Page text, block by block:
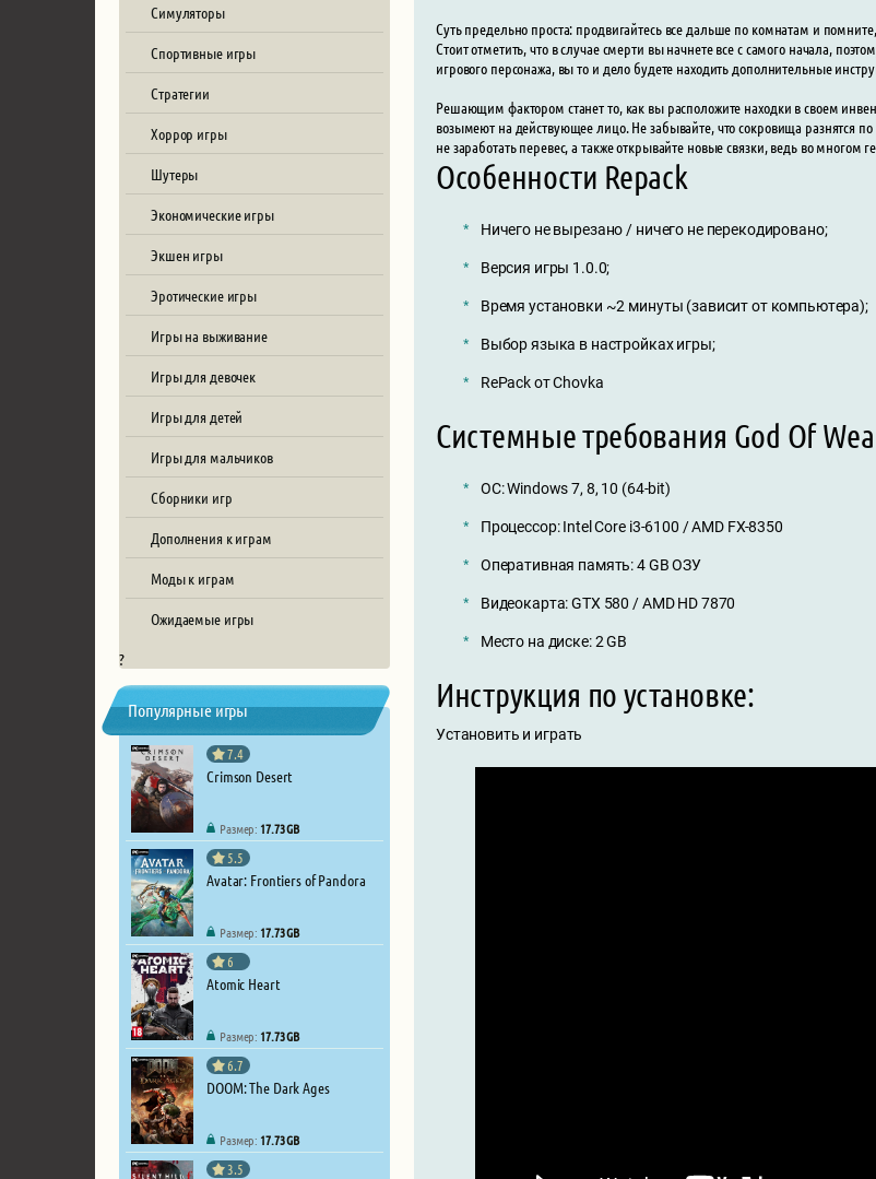
Симуляторы
Спортивные игры
Стратегии
Хоррор игры
Шутеры
Экономические игры
Экшен игры
Эротические игры
Игры на выживание
Игры для девочек
Игры для детей
Игры для мальчиков
Сборники игр
Дополнения к играм
Моды к играм
Ожидаемые игры
?
Популярные игры
7.4
Crimson Desert
Размер: 17.73 GB
5.5
Avatar: Frontiers of Pandora
Размер: 17.73 GB
6
Atomic Heart
Размер: 17.73 GB
6.7
DOOM: The Dark Ages
Размер: 17.73 GB
3.5
Суть предельно проста: продвигайтесь все дальше по комнатам и
Стоит отметить, что в случае смерти вы начнете все с самого начала,
игрового персонажа, вы то и дело будете находить дополнительные
Решающим фактором станет то, как вы расположите находки в своем
возымеют на действующее лицо. Не забывайте, что сокровища разнятся
не заработать перевес, а также открывайте новые связки, ведь во многом
Особенности Repack
Ничего не вырезано / ничего не перекодировано;
Версия игры 1.0.0;
Время установки ~2 минуты (зависит от компьютера);
Выбор языка в настройках игры;
RePack от Chovka
Системные требования God Of
ОС: Windows 7, 8, 10 (64-bit)
Процессор: Intel Core i3-6100 / AMD FX-8350
Оперативная память: 4 GB ОЗУ
Видеокарта: GTX 580 / AMD HD 7870
Место на диске: 2 GB
Инструкция по установке:
Установить и играть